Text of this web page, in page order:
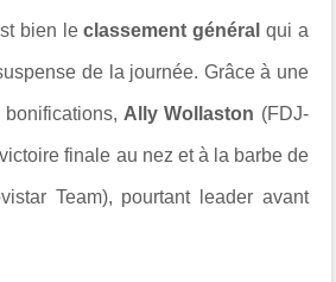
bien leclassement général qui a
de la journée. Grâce à une
Ally Wollaston (FDJ-
finale au nez et à la barbe de
Team), pourtant leader avant